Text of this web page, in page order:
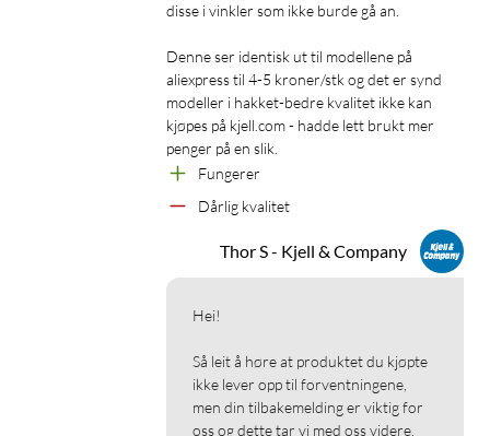
disse i vinkler som ikke burde gå an.
Denne ser identisk ut til modellene på
aliexpress til 4-5 kroner/stk og det er synd
modeller i hakket-bedre kvalitet ikke kan
kjøpes på kjell.com - hadde lett brukt mer
Fungerer
Dårlig kvalitet
Thor S - Kjell & Company
Hei!
Så leit å høre at produktet du kjøpte
ikke lever opp til forventningene,
men din tilbakemelding er viktig for
oss og dette tar vi med oss videre.